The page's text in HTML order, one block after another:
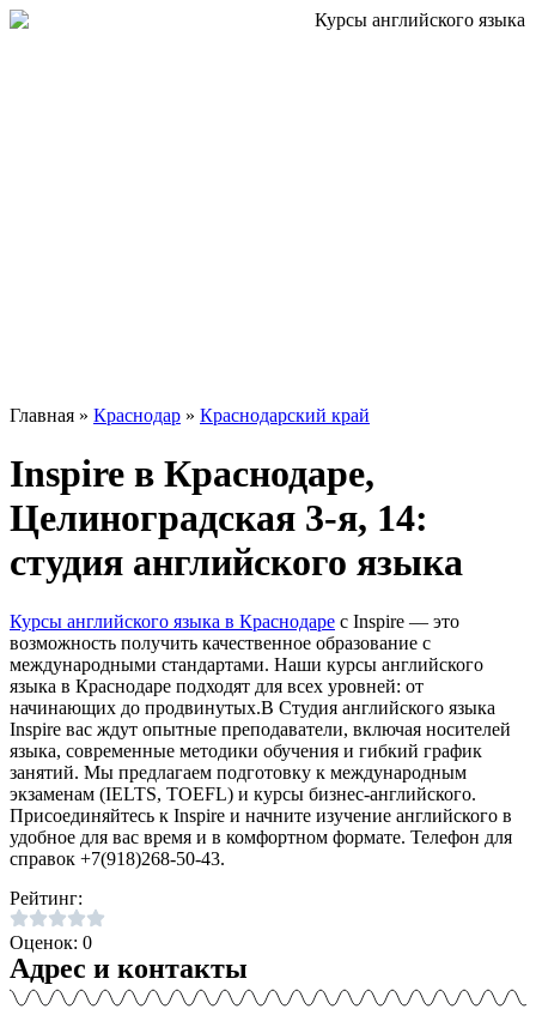
Главная » Краснодар » Краснодарский край
Inspire в Краснодаре,
Целиноградская 3-я, 14:
студия английского языка
Курсы английского языка в Краснодаре с Inspire — это
возможность получить качественное образование с
международными стандартами. Наши курсы английского
языка в Краснодаре подходят для всех уровней: от
начинающих до продвинутых.В Студия английского языка
Inspire вас ждут опытные преподаватели, включая носителей
языка, современные методики обучения и гибкий график
занятий. Мы предлагаем подготовку к международным
экзаменам (IELTS, TOEFL) и курсы бизнес-английского.
Присоединяйтесь к Inspire и начните изучение английского в
удобное для вас время и в комфортном формате. Телефон для
справок +7(918)268-50-43.
Рейтинг:
Оценок: 0
Адрес и контакты